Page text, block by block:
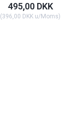
495,00 DKK
(396,00 DKK u/Moms)